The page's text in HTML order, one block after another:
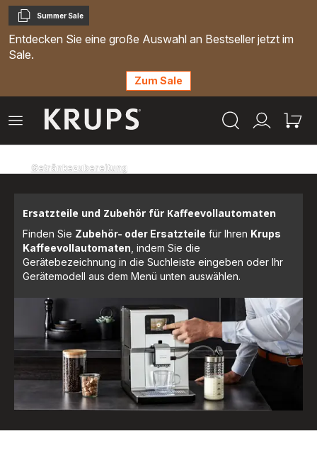
Kopieren
Summer Sale
Entdecken Sie eine große Auswahl an Bestseller jetzt im
Sale.
Zum Sale
Mein
Mein
Das
Getränkezubereitung
Ersatzteile und Zubehör für Kaffeevollautomaten
Finden Sie Zubehör- oder Ersatzteile für Ihren Krups
Kaffeevollautomaten , indem Sie die
Gerätebezeichnung in die Suchleiste eingeben oder Ihr
Gerätemodell aus dem Menü unten auswählen.